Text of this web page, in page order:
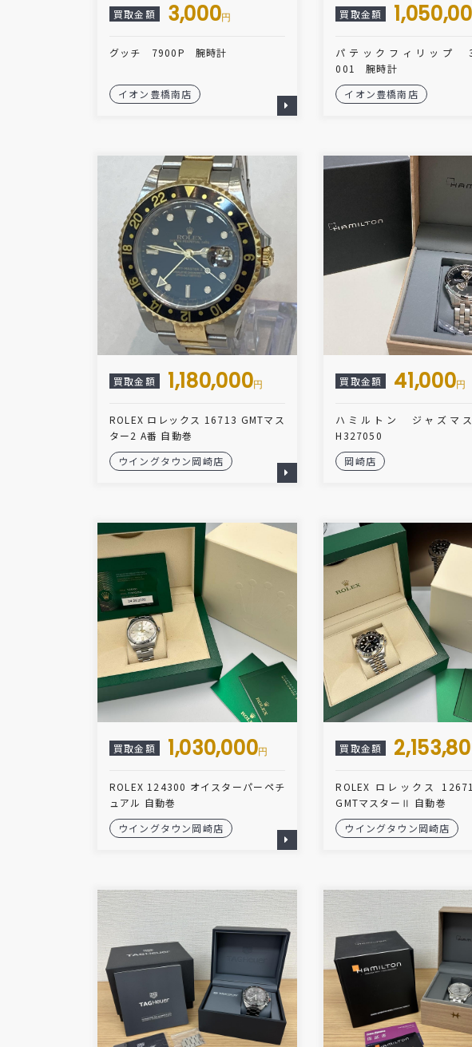
買取金額 3,000円
グッチ 7900P 腕時計
イオン豊橋南店
買取金額
パテックフィリップ
001 腕時計
イオン豊橋南店
買取金額 1,180,000円
ROLEX ロレックス 16713 GMTマス
ター2 A番 自動巻
ウイングタウン岡崎店
買取金額 41,000円
ハミルトン ジャズマ
H327050
岡崎店
買取金額 1,030,000円
ROLEX 124300 オイスターパーペチ
ュアル 自動巻
ウイングタウン岡崎店
買取金額
ROLEX ロレックス
GMTマスターⅡ 自動巻
ウイングタウン岡崎店